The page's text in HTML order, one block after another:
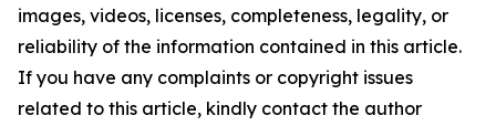
images, videos, licenses, completeness, legality, or
reliability of the information contained in this article.
If you have any complaints or copyright issues
related to this article, kindly contact the author